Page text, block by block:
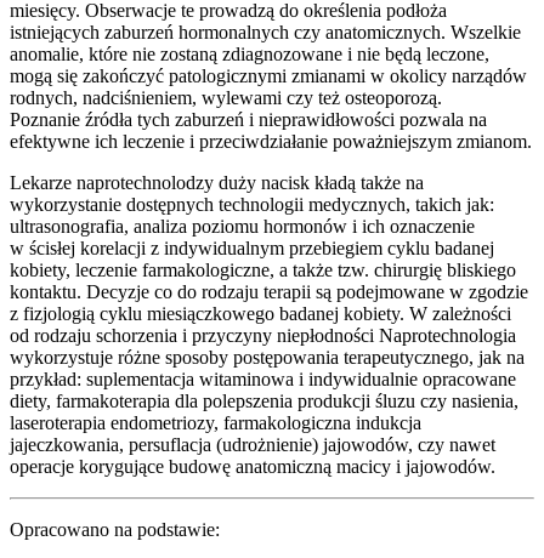
miesięcy. Obserwacje te prowadzą do określenia podłoża
istniejących zaburzeń hormonalnych czy anatomicznych. Wszelkie
anomalie, które nie zostaną zdiagnozowane i nie będą leczone,
mogą się zakończyć patologicznymi zmianami w okolicy narządów
rodnych, nadciśnieniem, wylewami czy też osteoporozą.
Poznanie źródła tych zaburzeń i nieprawidłowości pozwala na
efektywne ich leczenie i przeciwdziałanie poważniejszym zmianom.
Lekarze naprotechnolodzy duży nacisk kładą także na
wykorzystanie dostępnych technologii medycznych, takich jak:
ultrasonografia, analiza poziomu hormonów i ich oznaczenie
w ścisłej korelacji z indywidualnym przebiegiem cyklu badanej
kobiety, leczenie farmakologiczne, a także tzw. chirurgię bliskiego
kontaktu. Decyzje co do rodzaju terapii są podejmowane w zgodzie
z fizjologią cyklu miesiączkowego badanej kobiety. W zależności
od rodzaju schorzenia i przyczyny niepłodności Naprotechnologia
wykorzystuje różne sposoby postępowania terapeutycznego, jak na
przykład: suplementacja witaminowa i indywidualnie opracowane
diety, farmakoterapia dla polepszenia produkcji śluzu czy nasienia,
laseroterapia endometriozy, farmakologiczna indukcja
jajeczkowania, persuflacja (udrożnienie) jajowodów, czy nawet
operacje korygujące budowę anatomiczną macicy i jajowodów.
Opracowano na podstawie: